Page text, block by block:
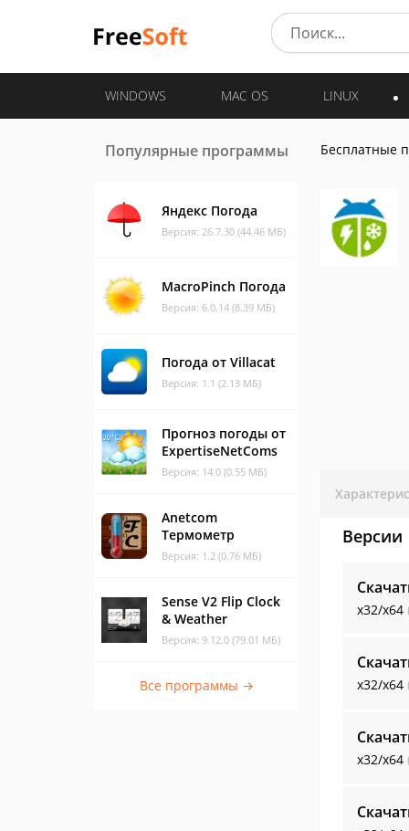
WINDOWS MAC OS LINUX
Популярные программы
Яндекс Погода
Версия: 26.7.30 (44.46 МБ)
MacroPinch Погода
Версия: 6.0.14 (8.39 МБ)
Погода от Villacat
Версия: 1.1 (2.13 МБ)
Прогноз погоды от
ExpertiseNetComs
Версия: 14.0 (0.55 МБ)
Anetcom
Термометр
Версия: 1.2 (0.76 МБ)
Sense V2 Flip Clock
& Weather
Версия: 9.12.0 (79.01 МБ)
Все программы →
Бесплатные
Версии
x32/x64
x32/x64
x32/x64